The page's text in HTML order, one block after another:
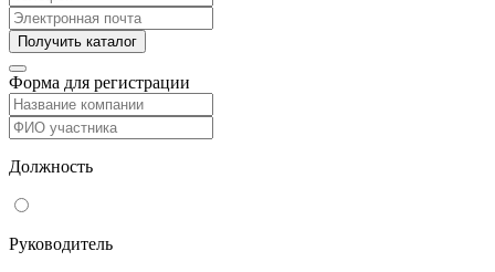
Форма для регистрации
Должность
Руководитель